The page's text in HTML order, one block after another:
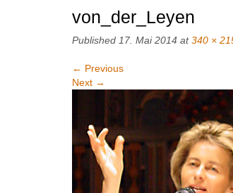
von_der_Leyen
Published 17. Mai 2014 at340 ×
← Previous
Next →